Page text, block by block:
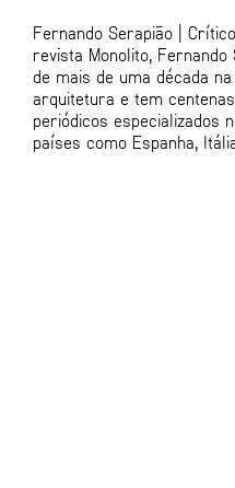
Fernando Serapião |
revista Monolito,
de mais de uma década
arquitetura e tem
periódicos especializados
países como Espanha,